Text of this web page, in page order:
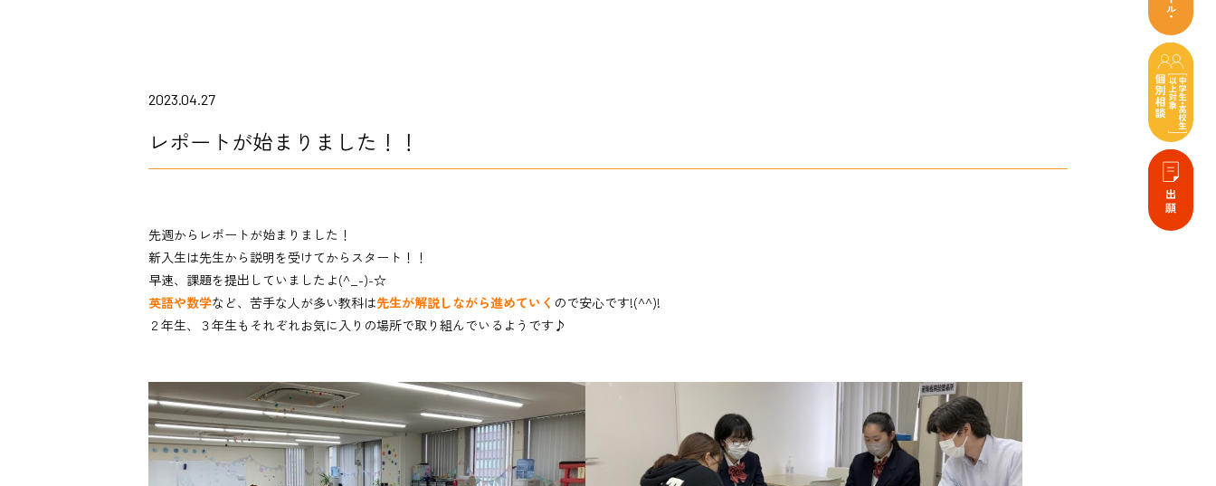
2023.04.27
レポートが始まりました！！
先週からレポートが始まりました！
新入生は先生から説明を受けてからスタート！！
早速、課題を提出していましたよ(^_-)-☆
英語や数学など、苦手な人が多い教科は先生が解説しながら進めていく ので安心です!(^^)!
２年生、３年生もそれぞれお気に入りの場所で取り組んでいるようです♪